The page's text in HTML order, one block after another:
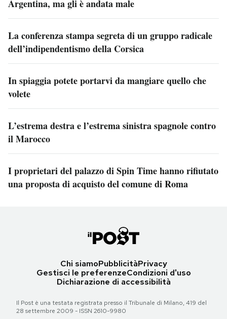
Argentina, ma gli è andata male
La conferenza stampa segreta di un gruppo radicale
dell’indipendentismo della Corsica
In spiaggia potete portarvi da mangiare quello che
volete
L’estrema destra e l’estrema sinistra spagnole contro
il Marocco
I proprietari del palazzo di Spin Time hanno rifiutato
una proposta di acquisto del comune di Roma
Chi siamoPubblicitàPrivacy
Gestisci le preferenzeCondizioni d'uso
Dichiarazione di accessibilità
Il Post è una testata registrata presso il Tribunale di Milano, 419 del
28 settembre 2009 - ISSN 2610-9980